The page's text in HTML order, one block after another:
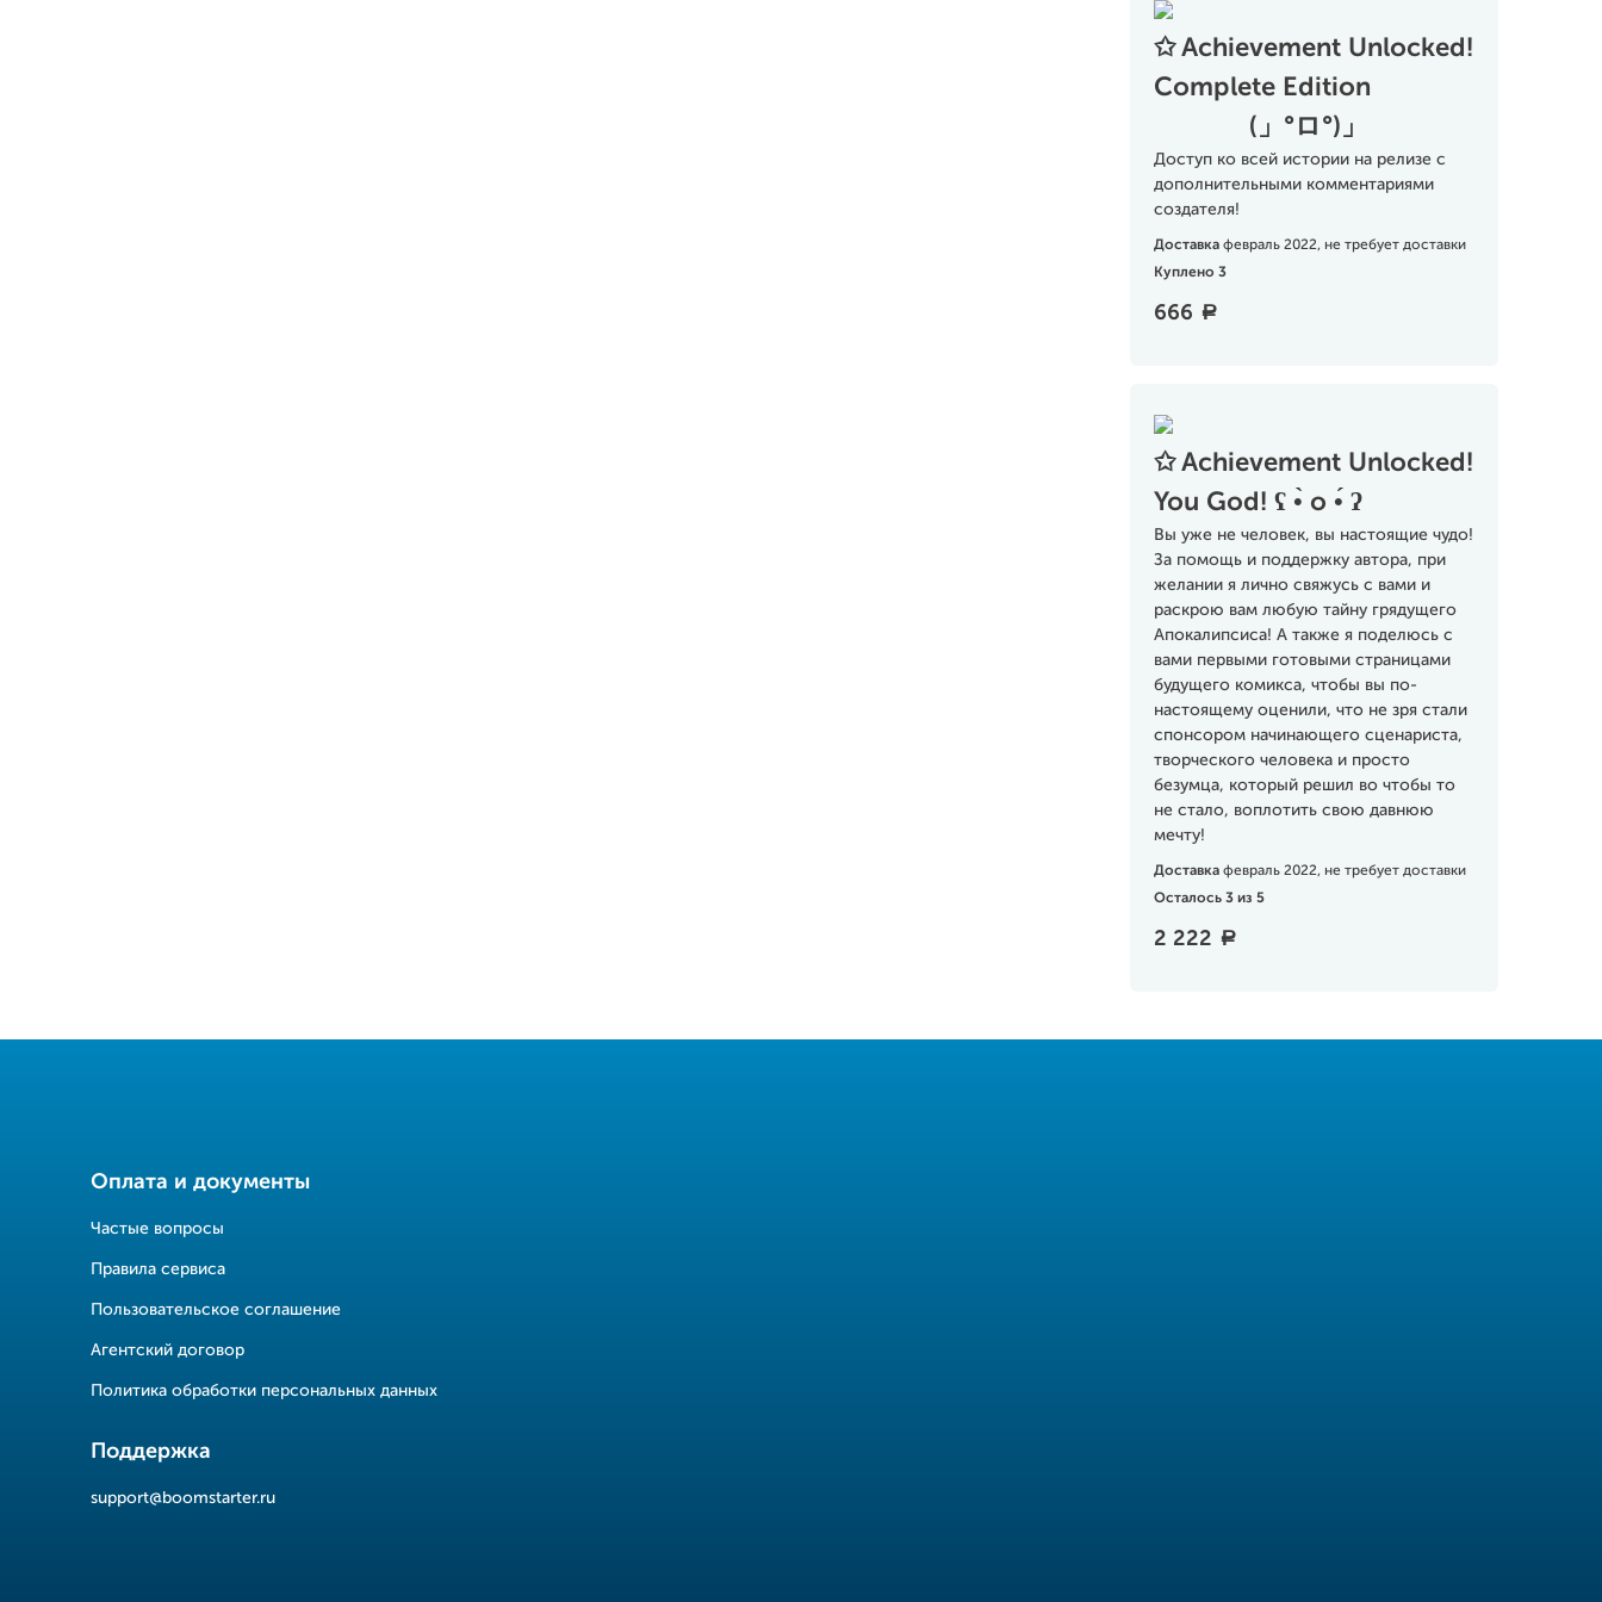
✩ Achievement Unlocked!
Сomplete Edition
⠀⠀⠀⠀⠀(」°ロ°)」
Доступ ко всей истории на релизе с
дополнительными комментариями
создателя!
Доставка февраль 2022, не требует доставки
Куплено 3
666 a
✩ Achievement Unlocked!
You God! ʕ •̀ o •́ ʔ
Вы уже не человек, вы настоящие чудо!
За помощь и поддержку автора, при
желании я лично свяжусь с вами и
раскрою вам любую тайну грядущего
Апокалипсиса! А также я поделюсь с
вами первыми готовыми страницами
будущего комикса, чтобы вы по-
настоящему оценили, что не зря стали
спонсором начинающего сценариста,
творческого человека и просто
безумца, который решил во чтобы то
не стало, воплотить свою давнюю
мечту!
Доставка февраль 2022, не требует доставки
Осталось 3 из 5
2 222 a
Оплата и документы
Частые вопросы
Правила сервиса
Пользовательское соглашение
Агентский договор
Политика обработки персональных данных
Поддержка
support@boomstarter.ru